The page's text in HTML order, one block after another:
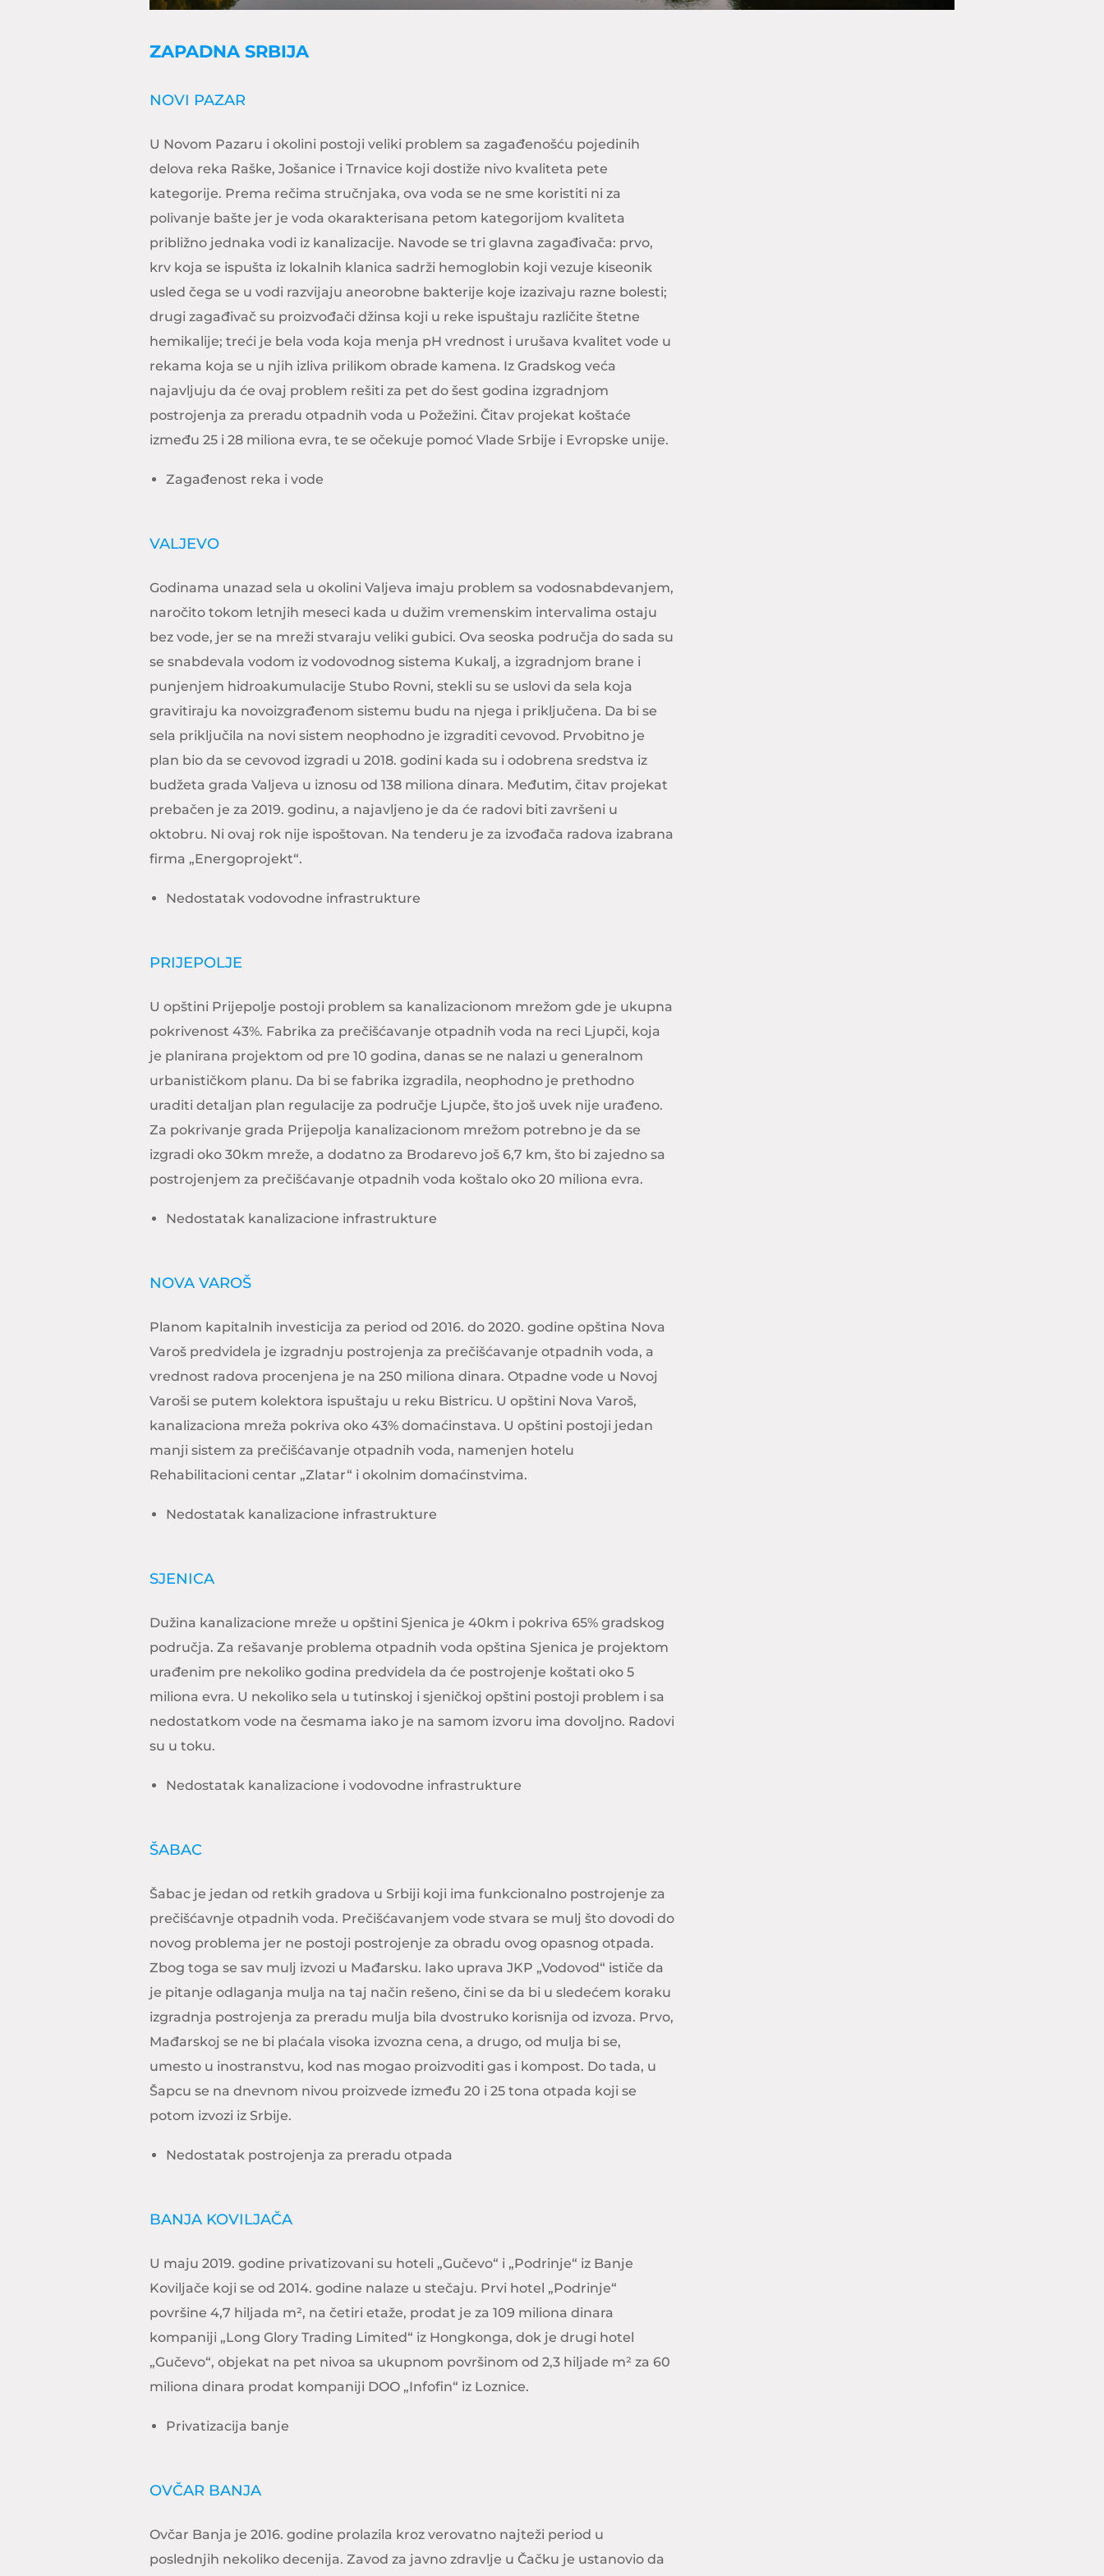
ZAPADNA SRBIJA
NOVI PAZAR
U Novom Pazaru i okolini postoji veliki problem sa zagađenošću pojedinih
delova reka Raške, Jošanice i Trnavice koji dostiže nivo kvaliteta pete
kategorije. Prema rečima stručnjaka, ova voda se ne sme koristiti ni za
polivanje bašte jer je voda okarakterisana petom kategorijom kvaliteta
približno jednaka vodi iz kanalizacije. Navode se tri glavna zagađivača: prvo,
krv koja se ispušta iz lokalnih klanica sadrži hemoglobin koji vezuje kiseonik
usled čega se u vodi razvijaju aneorobne bakterije koje izazivaju razne bolesti;
drugi zagađivač su proizvođači džinsa koji u reke ispuštaju različite štetne
hemikalije; treći je bela voda koja menja pH vrednost i urušava kvalitet vode u
rekama koja se u njih izliva prilikom obrade kamena. Iz Gradskog veća
najavljuju da će ovaj problem rešiti za pet do šest godina izgradnjom
postrojenja za preradu otpadnih voda u Požežini. Čitav projekat koštaće
između 25 i 28 miliona evra, te se očekuje pomoć Vlade Srbije i Evropske unije.
Zagađenost reka i vode
VALJEVO
Godinama unazad sela u okolini Valjeva imaju problem sa vodosnabdevanjem,
naročito tokom letnjih meseci kada u dužim vremenskim intervalima ostaju
bez vode, jer se na mreži stvaraju veliki gubici. Ova seoska područja do sada su
se snabdevala vodom iz vodovodnog sistema Kukalj, a izgradnjom brane i
punjenjem hidroakumulacije Stubo Rovni, stekli su se uslovi da sela koja
gravitiraju ka novoizgrađenom sistemu budu na njega i priključena. Da bi se
sela priključila na novi sistem neophodno je izgraditi cevovod. Prvobitno je
plan bio da se cevovod izgradi u 2018. godini kada su i odobrena sredstva iz
budžeta grada Valjeva u iznosu od 138 miliona dinara. Međutim, čitav projekat
prebačen je za 2019. godinu, a najavljeno je da će radovi biti završeni u
oktobru. Ni ovaj rok nije ispoštovan. Na tenderu je za izvođača radova izabrana
firma „Energoprojekt“.
Nedostatak vodovodne infrastrukture
PRIJEPOLJE
U opštini Prijepolje postoji problem sa kanalizacionom mrežom gde je ukupna
pokrivenost 43%. Fabrika za prečišćavanje otpadnih voda na reci Ljupči, koja
je planirana projektom od pre 10 godina, danas se ne nalazi u generalnom
urbanističkom planu. Da bi se fabrika izgradila, neophodno je prethodno
uraditi detaljan plan regulacije za područje Ljupče, što još uvek nije urađeno.
Za pokrivanje grada Prijepolja kanalizacionom mrežom potrebno je da se
izgradi oko 30km mreže, a dodatno za Brodarevo još 6,7 km, što bi zajedno sa
postrojenjem za prečišćavanje otpadnih voda koštalo oko 20 miliona evra.
Nedostatak kanalizacione infrastrukture
NOVA VAROŠ
Planom kapitalnih investicija za period od 2016. do 2020. godine opština Nova
Varoš predvidela je izgradnju postrojenja za prečišćavanje otpadnih voda, a
vrednost radova procenjena je na 250 miliona dinara. Otpadne vode u Novoj
Varoši se putem kolektora ispuštaju u reku Bistricu. U opštini Nova Varoš,
kanalizaciona mreža pokriva oko 43% domaćinstava. U opštini postoji jedan
manji sistem za prečišćavanje otpadnih voda, namenjen hotelu
Rehabilitacioni centar „Zlatar“ i okolnim domaćinstvima.
Nedostatak kanalizacione infrastrukture
SJENICA
Dužina kanalizacione mreže u opštini Sjenica je 40km i pokriva 65% gradskog
područja. Za rešavanje problema otpadnih voda opština Sjenica je projektom
urađenim pre nekoliko godina predvidela da će postrojenje koštati oko 5
miliona evra. U nekoliko sela u tutinskoj i sjeničkoj opštini postoji problem i sa
nedostatkom vode na česmama iako je na samom izvoru ima dovoljno. Radovi
su u toku.
Nedostatak kanalizacione i vodovodne infrastrukture
ŠABAC
Šabac je jedan od retkih gradova u Srbiji koji ima funkcionalno postrojenje za
prečišćavnje otpadnih voda. Prečišćavanjem vode stvara se mulj što dovodi do
novog problema jer ne postoji postrojenje za obradu ovog opasnog otpada.
Zbog toga se sav mulj izvozi u Mađarsku. Iako uprava JKP „Vodovod“ ističe da
je pitanje odlaganja mulja na taj način rešeno, čini se da bi u sledećem koraku
izgradnja postrojenja za preradu mulja bila dvostruko korisnija od izvoza. Prvo,
Mađarskoj se ne bi plaćala visoka izvozna cena, a drugo, od mulja bi se,
umesto u inostranstvu, kod nas mogao proizvoditi gas i kompost. Do tada, u
Šapcu se na dnevnom nivou proizvede između 20 i 25 tona otpada koji se
potom izvozi iz Srbije.
Nedostatak postrojenja za preradu otpada
BANJA KOVILJAČA
U maju 2019. godine privatizovani su hoteli „Gučevo“ i „Podrinje“ iz Banje
Koviljače koji se od 2014. godine nalaze u stečaju. Prvi hotel „Podrinje“
površine 4,7 hiljada m², na četiri etaže, prodat je za 109 miliona dinara
kompaniji „Long Glory Trading Limited“ iz Hongkonga, dok je drugi hotel
„Gučevo“, objekat na pet nivoa sa ukupnom površinom od 2,3 hiljade m² za 60
miliona dinara prodat kompaniji DOO „Infofin“ iz Loznice.
Privatizacija banje
OVČAR BANJA
Ovčar Banja je 2016. godine prolazila kroz verovatno najteži period u
poslednjih nekoliko decenija. Zavod za javno zdravlje u Čačku je ustanovio da